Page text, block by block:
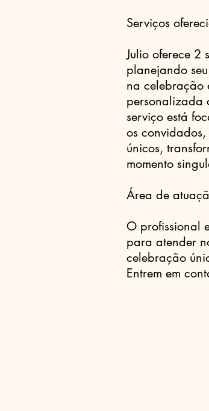
Serviços
Julio oferece 2
planejando
na celebração
personalizada
serviço está
os
únicos,
momento
Área de
O profissional
para atender
celebração
Entrem em